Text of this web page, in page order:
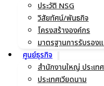
ประวัติ NSG
วิสัยทัศน์/พันธกิจ
โครงสร้างองค์กร
มาตรฐานการรับรอง
ศูนย์ธุรกิจ
สำนักงานใหญ่ ประเท
ประเทศเวียดนาม